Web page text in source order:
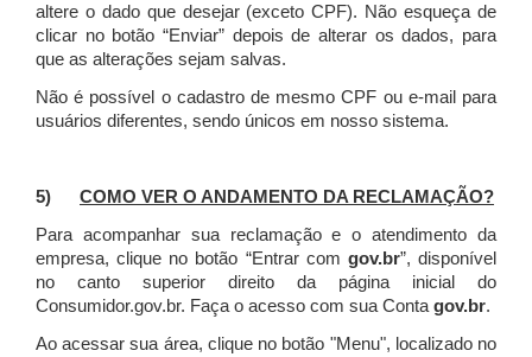
altere o dado que desejar (exceto CPF). Não esqueça de
clicar no botão “Enviar” depois de alterar os dados, para
que as alterações sejam salvas.
Não é possível o cadastro de mesmo CPF ou e-mail para
usuários diferentes, sendo únicos em nosso sistema.
5) COMO VER O ANDAMENTO DA RECLAMAÇÃO?
Para acompanhar sua reclamação e o atendimento da
empresa, clique no botão “Entrar com gov.br”, disponível
no canto superior direito da página inicial do
Consumidor.gov.br. Faça o acesso com sua Contagov.br.
Ao acessar sua área, clique no botão "Menu", localizado no